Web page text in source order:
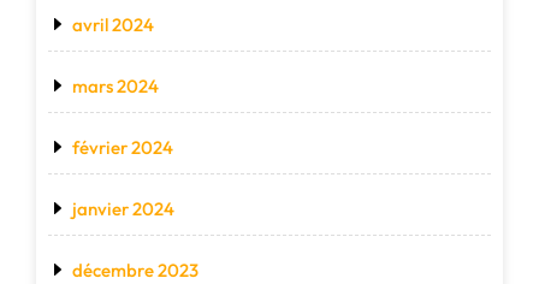
avril 2024
mars 2024
février 2024
janvier 2024
décembre 2023